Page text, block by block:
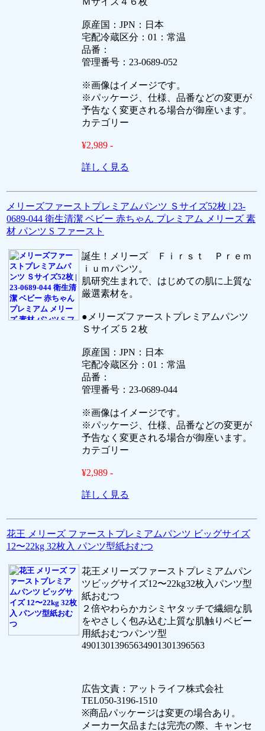
原産国：JPN：日本
宅配冷蔵区分：01：常温
品番：
管理番号：23-0689-052
※画像はイメージです。
※パッケージ、仕様、品番などの変更が
予告なく変更される場合が御座います。
カテゴリー
¥2,989 -
詳しく見る
メリーズファーストプレミアムパンツ Ｓサイズ52枚 | 23-
0689-044 衛生清潔 ベビー 赤ちゃん プレミアム メリーズ 素
材 パンツ S ファースト
誕生！メリーズ Ｆｉｒｓｔ Ｐｒｅｍ
ｉｕｍパンツ。
肌研究生まれで、はじめての肌に上質な
厳選素材を。
●メリーズファーストプレミアムパンツ
Ｓサイズ５２枚
原産国：JPN：日本
宅配冷蔵区分：01：常温
品番：
管理番号：23-0689-044
※画像はイメージです。
※パッケージ、仕様、品番などの変更が
予告なく変更される場合が御座います。
カテゴリー
¥2,989 -
詳しく見る
花王 メリーズ ファーストプレミアムパンツ ビッグサイズ
12〜22kg 32枚入 パンツ型紙おむつ
花王メリーズファーストプレミアムパン
ツビッグサイズ12〜22kg32枚入パンツ型
紙おむつ
２倍やわらかカシミヤタッチで繊細な肌
をやさしく包み込む上質な肌触りベビー
用紙おむつパンツ型
49013013965634901301396563
広告文責：アットライフ株式会社
TEL050-3196-1510
※商品パッケージは変更の場合あり。
メーカー欠品または完売の際、キャンセ